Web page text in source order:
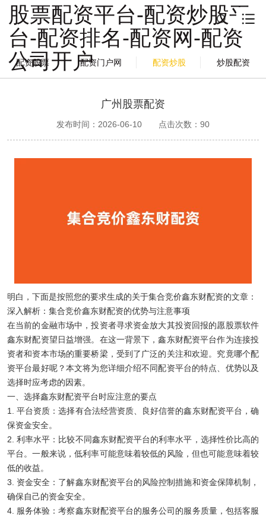
股票配资平台-配资炒股平
台-配资排名-配资网-配资
公司开户
配资股票 配资门户网 配资炒股 炒股配资
广州股票配资
发布时间：2026-06-10 点击次数： 90
明白，下面是按照您的要求生成的关于集合竞价鑫东财配资的文章：
深入解析：集合竞价鑫东财配资的优势与注意事项
在当前的金融市场中，投资者寻求资金放大其投资回报的愿股票软件
鑫东财配资望日益增强。在这一背景下，鑫东财配资平台作为连接投
资者和资本市场的重要桥梁，受到了广泛的关注和欢迎。究竟哪个配
资平台最好呢？本文将为您详细介绍不同配资平台的特点、优势以及
选择时应考虑的因素。
一、选择鑫东财配资平台时应注意的要点
1. 平台资质：选择有合法经营资质、良好信誉的鑫东财配资平台，确
保资金安全。
2. 利率水平：比较不同鑫东财配资平台的利率水平，选择性价比高的
平台。一般来说，低利率可能意味着较低的风险，但也可能意味着较
低的收益。
3. 资金安全：了解鑫东财配资平台的风险控制措施和资金保障机制，
确保自己的资金安全。
4. 服务体验：考察鑫东财配资平台的服务公司的服务质量，包括客服